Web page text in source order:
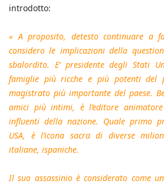
introdotto:
« A proposito, detesto continuare a
considero le implicazioni della
sbalordito. E’ presidente degli Stati
famiglie più ricche e più potenti del
magistrato più importante del paese.
amici più intimi, è l’editore
influenti della nazione. Quale primo
USA, è l’icona sacra di diverse
italiane, ispaniche.
Il suo assassinio è considerato come